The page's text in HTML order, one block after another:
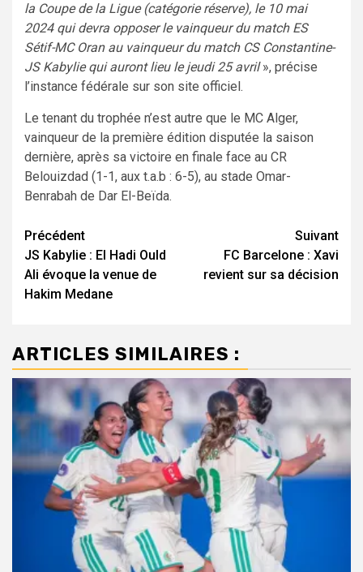
la Coupe de la Ligue (catégorie réserve), le 10 mai
2024 qui devra opposer le vainqueur du match ES
Sétif-MC Oran au vainqueur du match CS Constantine-
JS Kabylie qui auront lieu le jeudi 25 avril», précise
l’instance fédérale sur son site officiel.
Le tenant du trophée n’est autre que le MC Alger,
vainqueur de la première édition disputée la saison
dernière, après sa victoire en finale face au CR
Belouizdad (1-1, aux t.a.b : 6-5), au stade Omar-
Benrabah de Dar El-Beïda.
Navigation
d’article
Précédent
JS Kabylie : El Hadi Ould
Ali évoque la venue de
Hakim Medane
Suivant
FC Barcelone : Xavi
revient sur sa décision
ARTICLES SIMILAIRES :